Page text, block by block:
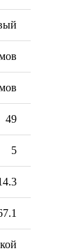
49
5